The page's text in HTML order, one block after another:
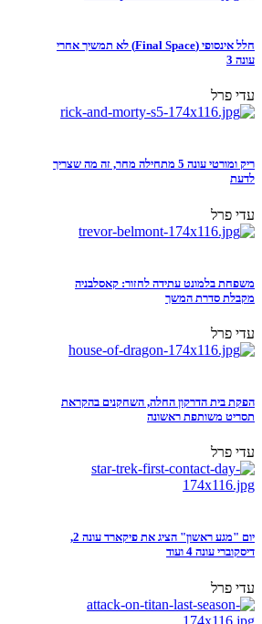
חלל אינסופי (Final Space) לא תמשיך אחרי
עונה 3
עדי פרל
ריק ומורטי עונה 5 מתחילה מחר, זה מה שצריך
לדעת
עדי פרל
משפחת בלמונט עתידה לחזור: קאסלבניה
מקבלת סדרת המשך
עדי פרל
הפקת בית הדרקון החלה, השחקנים בהקראת
תסריט משותפת ראשונה
עדי פרל
יום "מגע ראשון" הציג את פיקארד עונה 2,
דיסקוברי עונה 4 ועוד
עדי פרל